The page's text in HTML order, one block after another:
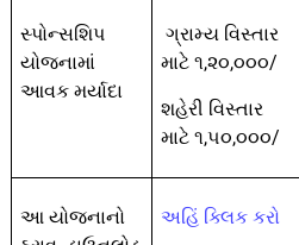
સ્પોન્સશિપ
યોજનામાં
આવક મર્યાદા
ગ્રામ્ય વિસ્તાર
માટે ૧,૨૦,૦૦૦/
શહેરી વિસ્તાર
માટે ૧,૫૦,૦૦૦/
આ યોજનાનો
અહિં ક્લિક કરો